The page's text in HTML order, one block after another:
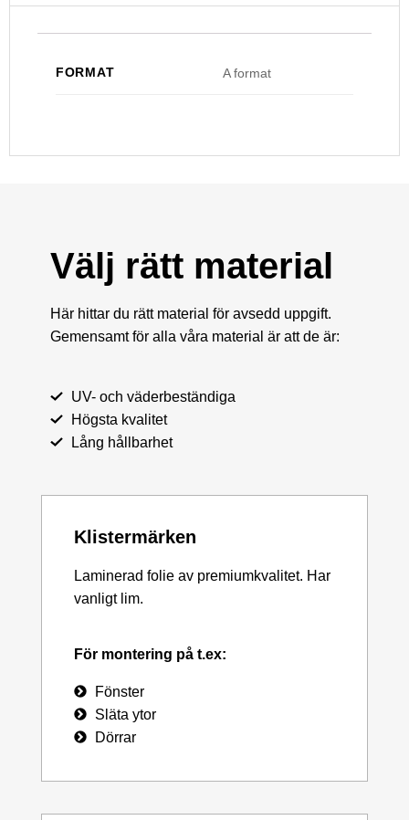
FORMAT A format
Välj rätt material
Här hittar du rätt material för avsedd uppgift.
Gemensamt för alla våra material är att de är:
UV- och väderbeständiga
Högsta kvalitet
Lång hållbarhet
Klistermärken
Laminerad folie av premiumkvalitet. Har
vanligt lim.
För montering på t.ex:
Fönster
Släta ytor
Dörrar